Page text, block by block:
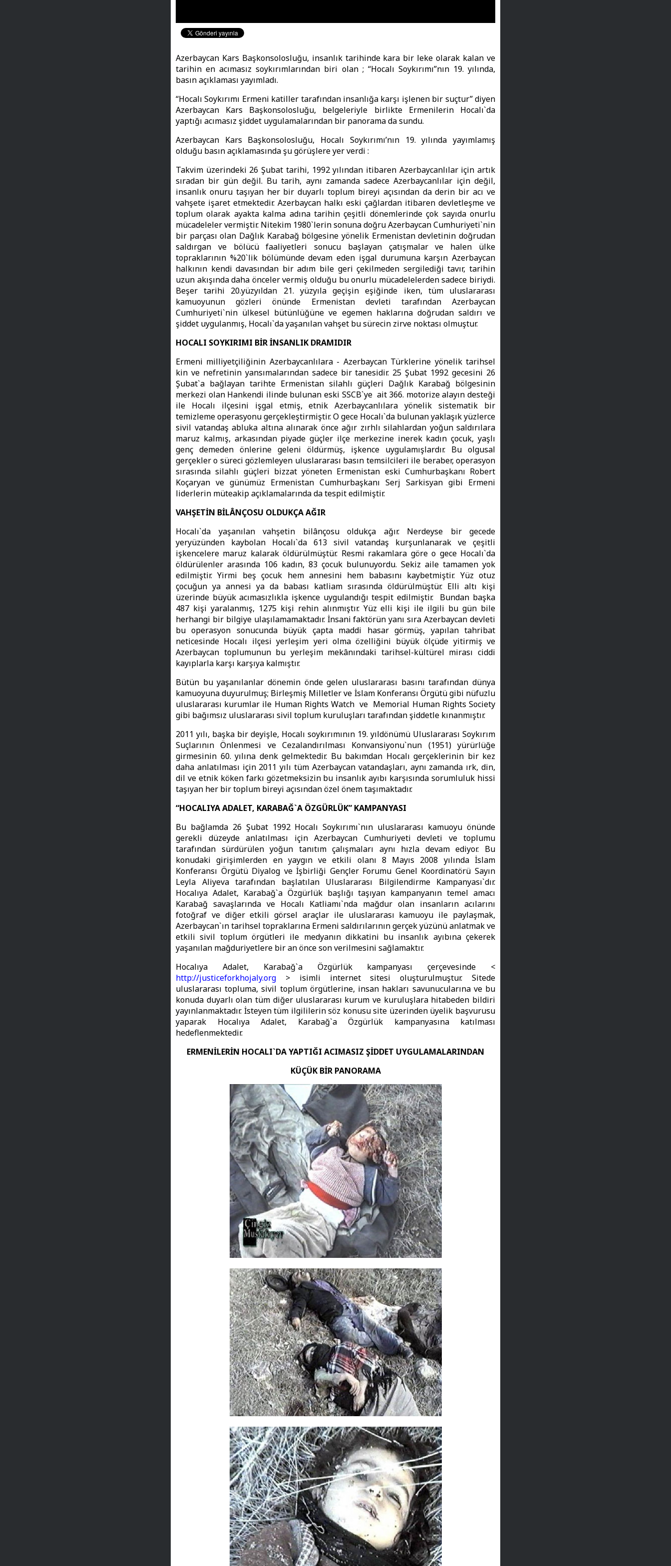
Azerbaycan Kars Başkonsolosluğu, insanlık tarihinde kara bir leke olarak kalan ve
tarihin en acımasız soykırımlarından biri olan ; “Hocalı Soykırımı”nın 19. yılında,
basın açıklaması yayımladı.
“Hocalı Soykırımı Ermeni katiller tarafından insanlığa karşı işlenen bir suçtur” diyen
Azerbaycan Kars Başkonsolosluğu, belgeleriyle birlikte Ermenilerin Hocalı`da
yaptığı acımasız şiddet uygulamalarından bir panorama da sundu.
Azerbaycan Kars Başkonsolosluğu, Hocalı Soykırımı’nın 19. yılında yayımlamış
olduğu basın açıklamasında şu görüşlere yer verdi :
Takvim üzerindeki 26 Şubat tarihi, 1992 yılından itibaren Azerbaycanlılar için artık
sıradan bir gün değil. Bu tarih, aynı zamanda sadece Azerbaycanlılar için değil,
insanlık onuru taşıyan her bir duyarlı toplum bireyi açısından da derin bir acı ve
vahşete işaret etmektedir. Azerbaycan halkı eski çağlardan itibaren devletleşme ve
toplum olarak ayakta kalma adına tarihin çeşitli dönemlerinde çok sayıda onurlu
mücadeleler vermiştir. Nitekim 1980`lerin sonuna doğru Azerbaycan Cumhuriyeti`nin
bir parçası olan Dağlık Karabağ bölgesine yönelik Ermenistan devletinin doğrudan
saldırgan ve bölücü faaliyetleri sonucu başlayan çatışmalar ve halen ülke
topraklarının %20`lik bölümünde devam eden işgal durumuna karşın Azerbaycan
halkının kendi davasından bir adım bile geri çekilmeden sergilediği tavır, tarihin
uzun akışında daha önceler vermiş olduğu bu onurlu mücadelelerden sadece biriydi.
Beşer tarihi 20.yüzyıldan 21. yüzyıla geçişin eşiğinde iken, tüm uluslararası
kamuoyunun gözleri önünde Ermenistan devleti tarafından Azerbaycan
Cumhuriyeti`nin ülkesel bütünlüğüne ve egemen haklarına doğrudan saldırı ve
şiddet uygulanmış, Hocalı`da yaşanılan vahşet bu sürecin zirve noktası olmuştur.
HOCALI SOYKIRIMI BİR İNSANLIK DRAMIDIR
Ermeni milliyetçiliğinin Azerbaycanlılara - Azerbaycan Türklerine yönelik tarihsel
kin ve nefretinin yansımalarından sadece bir tanesidir. 25 Şubat 1992 gecesini 26
Şubat`a bağlayan tarihte Ermenistan silahlı güçleri Dağlık Karabağ bölgesinin
merkezi olan Hankendi ilinde bulunan eski SSCB`ye ait 366. motorize alayın desteği
ile Hocalı ilçesini işgal etmiş, etnik Azerbaycanlılara yönelik sistematik bir
temizleme operasyonu gerçekleştirmiştir. O gece Hocalı`da bulunan yaklaşık yüzlerce
sivil vatandaş abluka altına alınarak önce ağır zırhlı silahlardan yoğun saldırılara
maruz kalmış, arkasından piyade güçler ilçe merkezine inerek kadın çocuk, yaşlı
genç demeden önlerine geleni öldürmüş, işkence uygulamışlardır. Bu olgusal
gerçekler o süreci gözlemleyen uluslararası basın temsilcileri ile beraber, operasyon
sırasında silahlı güçleri bizzat yöneten Ermenistan eski Cumhurbaşkanı Robert
Koçaryan ve günümüz Ermenistan Cumhurbaşkanı Serj Sarkisyan gibi Ermeni
liderlerin müteakip açıklamalarında da tespit edilmiştir.
VAHŞETİN BİLÂNÇOSU OLDUKÇA AĞIR
Hocalı`da yaşanılan vahşetin bilânçosu oldukça ağır. Nerdeyse bir gecede
yeryüzünden kaybolan Hocalı`da 613 sivil vatandaş kurşunlanarak ve çeşitli
işkencelere maruz kalarak öldürülmüştür. Resmi rakamlara göre o gece Hocalı`da
öldürülenler arasında 106 kadın, 83 çocuk bulunuyordu. Sekiz aile tamamen yok
edilmiştir. Yirmi beş çocuk hem annesini hem babasını kaybetmiştir. Yüz otuz
çocuğun ya annesi ya da babası katliam sırasında öldürülmüştür. Elli altı kişi
üzerinde büyük acımasızlıkla işkence uygulandığı tespit edilmiştir. Bundan başka
487 kişi yaralanmış, 1275 kişi rehin alınmıştır. Yüz elli kişi ile ilgili bu gün bile
herhangi bir bilgiye ulaşılamamaktadır. İnsani faktörün yanı sıra Azerbaycan devleti
bu operasyon sonucunda büyük çapta maddi hasar görmüş, yapılan tahribat
neticesinde Hocalı ilçesi yerleşim yeri olma özelliğini büyük ölçüde yitirmiş ve
Azerbaycan toplumunun bu yerleşim mekânındaki tarihsel-kültürel mirası ciddi
kayıplarla karşı karşıya kalmıştır.
Bütün bu yaşanılanlar dönemin önde gelen uluslararası basını tarafından dünya
kamuoyuna duyurulmuş; Birleşmiş Milletler ve İslam Konferansı Örgütü gibi nüfuzlu
uluslararası kurumlar ile Human Rights Watch ve Memorial Human Rights Society
gibi bağımsız uluslararası sivil toplum kuruluşları tarafından şiddetle kınanmıştır.
2011 yılı, başka bir deyişle, Hocalı soykırımının 19. yıldönümü Uluslararası Soykırım
Suçlarının Önlenmesi ve Cezalandırılması Konvansiyonu`nun (1951) yürürlüğe
girmesinin 60. yılına denk gelmektedir. Bu bakımdan Hocalı gerçeklerinin bir kez
daha anlatılması için 2011 yılı tüm Azerbaycan vatandaşları, aynı zamanda ırk, din,
dil ve etnik köken farkı gözetmeksizin bu insanlık ayıbı karşısında sorumluluk hissi
taşıyan her bir toplum bireyi açısından özel önem taşımaktadır.
“HOCALIYA ADALET, KARABAĞ`A ÖZGÜRLÜK” KAMPANYASI
Bu bağlamda 26 Şubat 1992 Hocalı Soykırımı`nın uluslararası kamuoyu önünde
gerekli düzeyde anlatılması için Azerbaycan Cumhuriyeti devleti ve toplumu
tarafından sürdürülen yoğun tanıtım çalışmaları aynı hızla devam ediyor. Bu
konudaki girişimlerden en yaygın ve etkili olanı 8 Mayıs 2008 yılında İslam
Konferansı Örgütü Diyalog ve İşbirliği Gençler Forumu Genel Koordinatörü Sayın
Leyla Aliyeva tarafından başlatılan Uluslararası Bilgilendirme Kampanyası`dır.
Hocalıya Adalet, Karabağ`a Özgürlük başlığı taşıyan kampanyanın temel amacı
Karabağ savaşlarında ve Hocalı Katliamı`nda mağdur olan insanların acılarını
fotoğraf ve diğer etkili görsel araçlar ile uluslararası kamuoyu ile paylaşmak,
Azerbaycan`ın tarihsel topraklarına Ermeni saldırılarının gerçek yüzünü anlatmak ve
etkili sivil toplum örgütleri ile medyanın dikkatini bu insanlık ayıbına çekerek
yaşanılan mağduriyetlere bir an önce son verilmesini sağlamaktır.
Hocalıya Adalet, Karabağ`a Özgürlük kampanyası çerçevesinde <
http://justiceforkhojaly.org > isimli internet sitesi oluşturulmuştur. Sitede
uluslararası topluma, sivil toplum örgütlerine, insan hakları savunucularına ve bu
konuda duyarlı olan tüm diğer uluslararası kurum ve kuruluşlara hitabeden bildiri
yayınlanmaktadır. İsteyen tüm ilgililerin söz konusu site üzerinden üyelik başvurusu
yaparak Hocalıya Adalet, Karabağ`a Özgürlük kampanyasına katılması
hedeflenmektedir.
ERMENİLERİN HOCALI`DA YAPTIĞI ACIMASIZ ŞİDDET UYGULAMALARINDAN
KÜÇÜK BİR PANORAMA